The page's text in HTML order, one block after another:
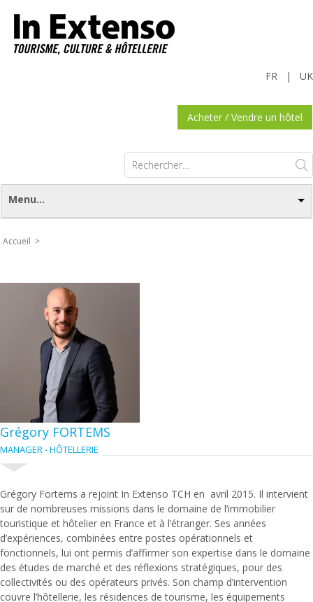
UK
|
FR
Acheter / Vendre un hôtel
Rechercher :
Menu...
Accueil >
Grégory FORTEMS
MANAGER - HÔTELLERIE
Grégory Fortems a rejoint In Extenso TCH en avril 2015. Il intervient
sur de nombreuses missions dans le domaine de l’immobilier
touristique et hôtelier en France et à l’étranger. Ses années
d’expériences, combinées entre postes opérationnels et
fonctionnels, lui ont permis d’affirmer son expertise dans le domaine
des études de marché et des réflexions stratégiques, pour des
collectivités ou des opérateurs privés. Son champ d’intervention
couvre l’hôtellerie, les résidences de tourisme, les équipements